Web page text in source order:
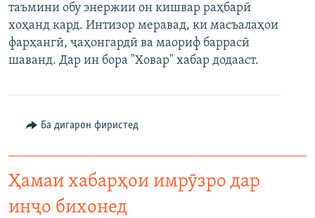
ПАЙГИРӢ КУНЕД
таъмини обу энержии он кишвар раҳбарӣ
хоҳанд кард. Интизор меравад, ки масъалаҳои
фарҳангӣ, ҷаҳонгардӣ ва маориф баррасӣ
шаванд. Дар ин бора "Ховар" хабар додааст.
Ба дигарон фиристед
Ҳамаи хабарҳои имрӯзро дар
инҷо бихонед